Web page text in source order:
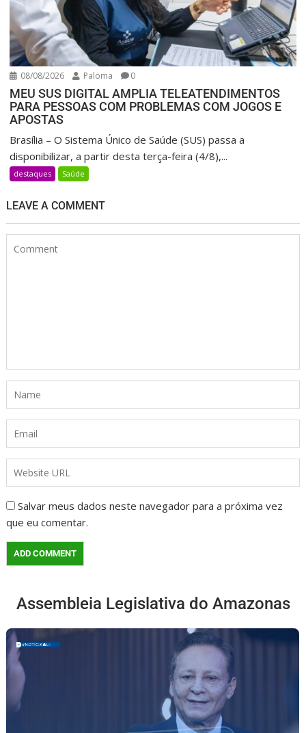
08/08/2026 Paloma 0
MEU SUS DIGITAL AMPLIA TELEATENDIMENTOS
PARA PESSOAS COM PROBLEMAS COM JOGOS E
APOSTAS
Brasília – O Sistema Único de Saúde (SUS) passa a
disponibilizar, a partir desta terça-feira (4/8),...
destaques Saúde
LEAVE A COMMENT
Salvar meus dados neste navegador para a próxima vez
que eu comentar.
Assembleia Legislativa do Amazonas